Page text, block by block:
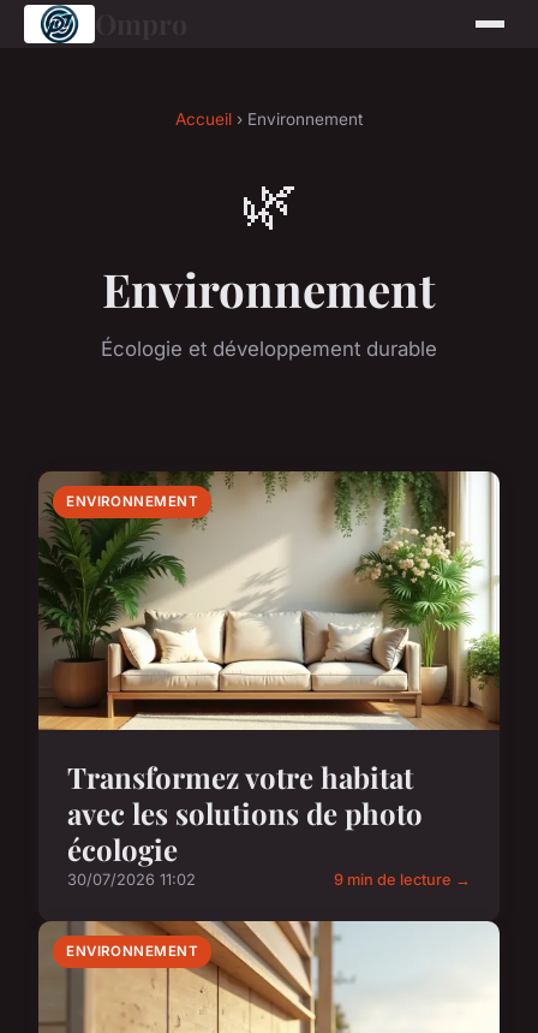
Accueil › Environnement
🌿
Environnement
Écologie et développement durable
ENVIRONNEMENT
Transformez votre habitat
avec les solutions de photo
écologie
30/07/2026 11:02 9 min de lecture →
ENVIRONNEMENT